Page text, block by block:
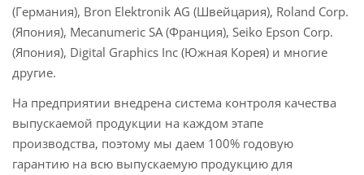
(Германия), Bron Elektronik AG (Швейцария), Roland Corp.
(Япония), Mecanumeric SA (Франция), Seiko Epson Corp.
(Япония), Digital Graphics Inc (Южная Корея) и многие
другие.
На предприятии внедрена система контроля качества
выпускаемой продукции на каждом этапе
производства, поэтому мы даем 100% годовую
гарантию на всю выпускаемую продукцию для